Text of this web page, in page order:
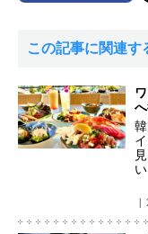
この記事に関連す